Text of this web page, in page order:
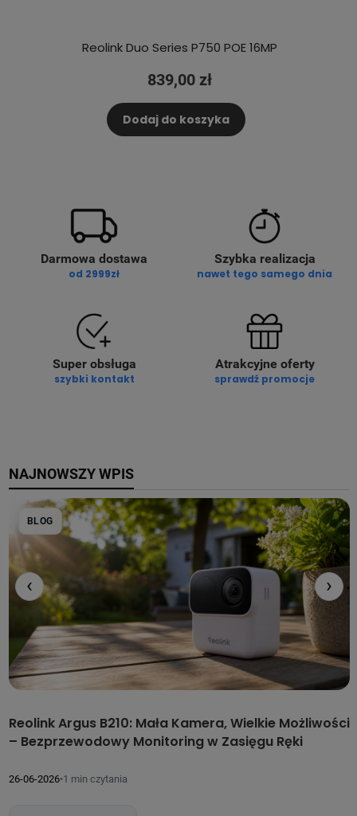
Reolink Duo Series P750 POE 16MP
839,00 zł
Dodaj do koszyka
Darmowa dostawa
od 2999zł
Szybka realizacja
nawet tego samego dnia
Super obsługa
szybki kontakt
Atrakcyjne oferty
sprawdź promocje
NAJNOWSZY WPIS
BLOG
Reolink Argus B210: Mała Kamera, Wielkie Możliwości
– Bezprzewodowy Monitoring w Zasięgu Ręki
26-06-2026•1 min czytania
‹ ›